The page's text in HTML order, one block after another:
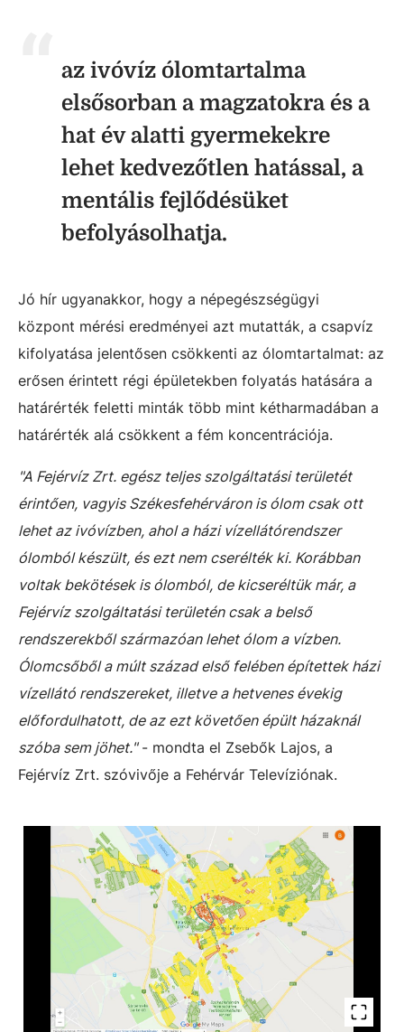
az ivóvíz ólomtartalma
elsősorban a magzatokra és a
hat év alatti gyermekekre
lehet kedvezőtlen hatással, a
mentális fejlődésüket
befolyásolhatja.
Jó hír ugyanakkor, hogy a népegészségügyi
központ mérési eredményei azt mutatták, a csapvíz
kifolyatása jelentősen csökkenti az ólomtartalmat: az
erősen érintett régi épületekben folyatás hatására a
határérték feletti minták több mint kétharmadában a
határérték alá csökkent a fém koncentrációja.
"A Fejérvíz Zrt. egész teljes szolgáltatási területét
érintően, vagyis Székesfehérváron is ólom csak ott
lehet az ivóvízben, ahol a házi vízellátórendszer
ólomból készült, és ezt nem cserélték ki. Korábban
voltak bekötések is ólomból, de kicseréltük már, a
Fejérvíz szolgáltatási területén csak a belső
rendszerekből származóan lehet ólom a vízben.
Ólomcsőből a múlt század első felében építettek házi
vízellátó rendszereket, illetve a hetvenes évekig
előfordulhatott, de az ezt követően épült házaknál
szóba sem jöhet."- mondta el Zsebők Lajos, a
Fejérvíz Zrt. szóvivője a Fehérvár Televíziónak.